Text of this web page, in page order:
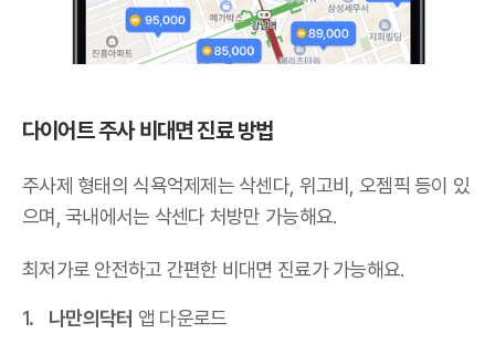
다이어트 주사 비대면 진료 방법
주사제 형태의 식욕억제제는 삭센다, 위고비, 오젬픽 등이 있
으며,국내에서는 삭센다 처방만 가능해요.
최저가로 안전하고 간편한 비대면 진료가 가능해요.
나만의닥터 앱 다운로드